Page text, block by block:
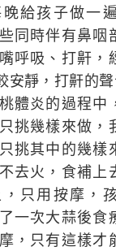
給孩子做一
同時伴有鼻咽
呼吸、打鼾，
安靜，打鼾的
體炎的過程中
挑幾樣來做，
挑其中的幾樣
去火，食補上
只用按摩，
一次大蒜後食
，只有這樣才